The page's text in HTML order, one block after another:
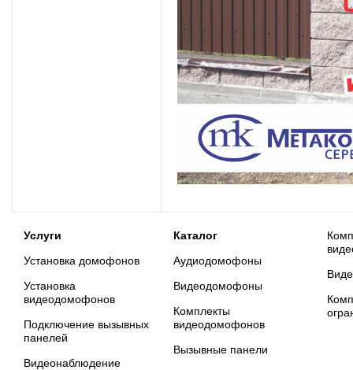
Услуги
Установка домофонов
Установка
видеодомофонов
Подключение вызывных
панелей
Видеонаблюдение
Каталог
Аудиодомофоны
Видеодомофоны
Комплекты
видеодомофонов
Вызывные панели